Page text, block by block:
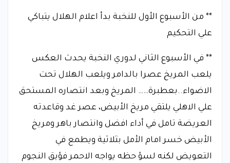
** من الأسبوع الأول للنخبة بدأ اعلام الهلال يتباكي
علي التحكيم
** في الأسبوع الثاني لدوري النخبة يحدث العكس
يلعب المريخ عصرا بالدامر ويلعب الهلال تحت
الاضواء..بعطبرة…… المريخ وبعد انتصاره المستحق
علي الاهلي يلتقي مريخ الأبيض، عصر غد وقاعدته
العريضة تامل في أداء افضل وانتصار باهر ومريخ
الأبيض خسر امام الأمل بثلاثية ويطمع في
التعويض لكنه لسؤ حظه يواجه الاحمر فؤيق النجوم